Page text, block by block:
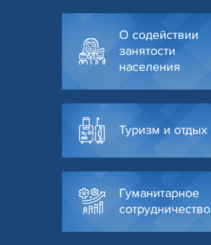
О содействии
занятости
населения
Туризм и отдых
Гуманитарное
сотрудничество